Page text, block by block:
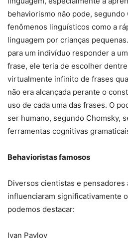
behaviorismo não pode, segundo
fenômenos linguísticos como a
linguagem por crianças
para um indivíduo responder a
frase, ele teria de escolher
virtualmente infinito de frases
não era alcançada perante o
uso de cada uma das frases. O
ser humano, segundo Chomsky,
ferramentas cognitivas
Behavioristas famosos
Diversos cientistas e pensadores
influenciaram significativamente
podemos destacar:
Ivan Pavlov